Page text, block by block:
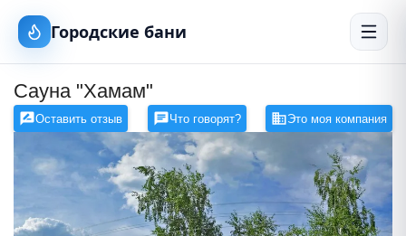
Городские бани
Сауна "Хамам"
Оставить отзыв Что говорят? Это моя компания
Сауна в Майкопе